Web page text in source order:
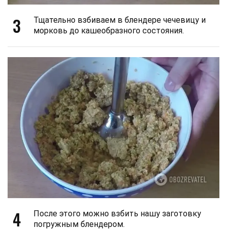
3
Тщательно взбиваем в блендере чечевицу и
морковь до кашеобразного состояния.
4
После этого можно взбить нашу заготовку
погружным блендером.